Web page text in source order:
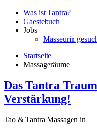
Was ist Tantra?
Gaestebuch
Jobs
Masseurin
Startseite
Massageräume
Das Tantra
Verstärkung!
Tao & Tantra Massagen in